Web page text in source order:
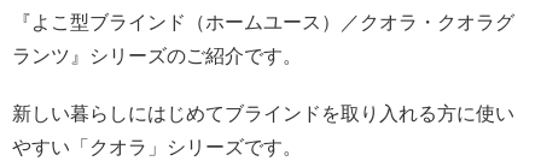
『よこ型ブラインド（ホームユース）／クオラ・クオラグ
ランツ』シリーズのご紹介です。
新しい暮らしにはじめてブラインドを取り入れる方に使い
やすい「クオラ」シリーズです。